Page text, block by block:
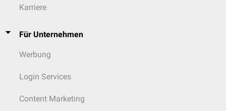
Karriere
Für Unternehmen
Werbung
Login Services
Content Marketing